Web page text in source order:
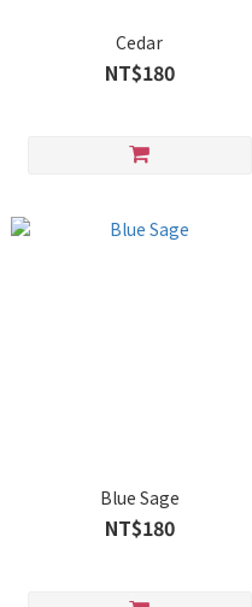
Cedar
NT$180
Blue Sage
NT$180